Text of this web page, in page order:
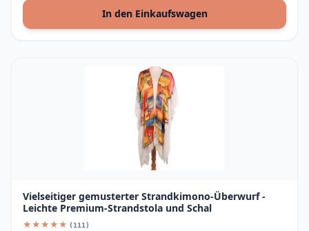
In den Einkaufswagen
Vielseitiger gemusterter Strandkimono-Überwurf -
Leichte Premium-Strandstola und Schal
★★★★★ (111)